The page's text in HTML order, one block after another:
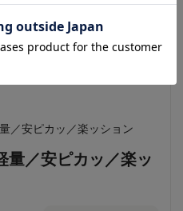
量／安ピカッ／楽ッ